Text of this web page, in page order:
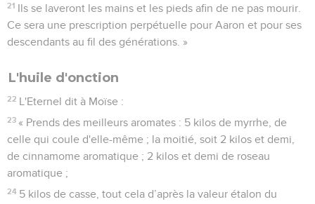
21 Ils se laveront les mains et les pieds afin de ne pas mourir.
Ce sera une prescription perpétuelle pour Aaron et pour ses
descendants au fil des générations. »
L'huile d'onction
22 L'Eternel dit à Moïse :
23 « Prends des meilleurs aromates : 5 kilos de myrrhe, de
celle qui coule d'elle-même ; la moitié, soit 2 kilos et demi,
de cinnamome aromatique ; 2 kilos et demi de roseau
aromatique ;
24 5 kilos de casse, tout cela d’après la valeur étalon du